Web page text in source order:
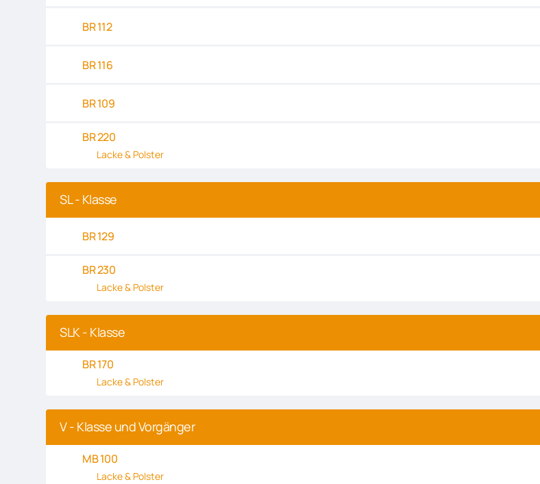
BR 112
BR 116
BR 109
BR 220
Lacke & Polster
SL - Klasse
BR 129
BR 230
Lacke & Polster
SLK - Klasse
BR 170
Lacke & Polster
V - Klasse und Vorgänger
MB 100
Lacke & Polster